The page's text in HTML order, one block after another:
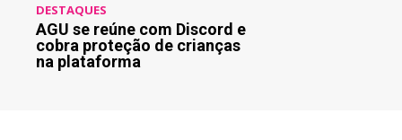
DESTAQUES
AGU se reúne com Discord e
cobra proteção de crianças
na plataforma